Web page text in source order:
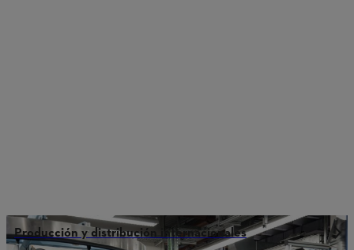
Producción y distribución internacionales